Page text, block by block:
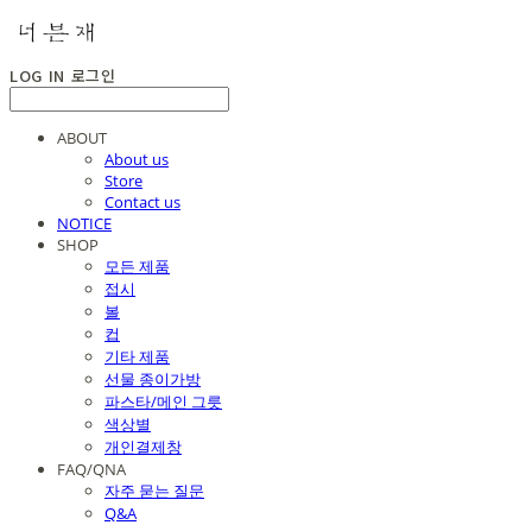
LOG IN 로그인
ABOUT
About us
Store
Contact us
NOTICE
SHOP
모든 제품
접시
볼
컵
기타 제품
선물 종이가방
파스타/메인 그릇
색상별
개인결제창
FAQ/QNA
자주 묻는 질문
Q&A